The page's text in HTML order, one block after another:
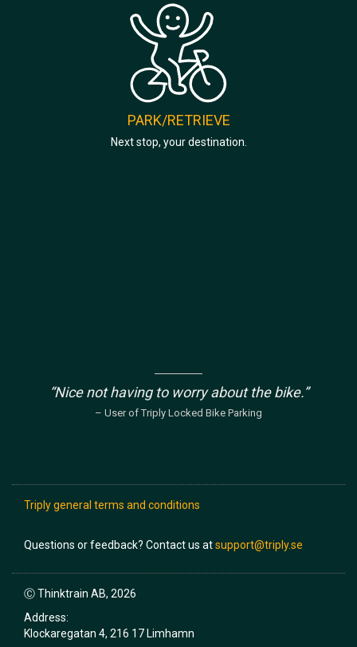
PARK/RETRIEVE
Next stop, your destination.
“Nice not having to worry about the bike.”
– User of Triply Locked Bike Parking
Triply general terms and conditions
Questions or feedback? Contact us atsupport@triply.se
Ⓒ Thinktrain AB, 2026
Address:
Klockaregatan 4, 216 17 Limhamn